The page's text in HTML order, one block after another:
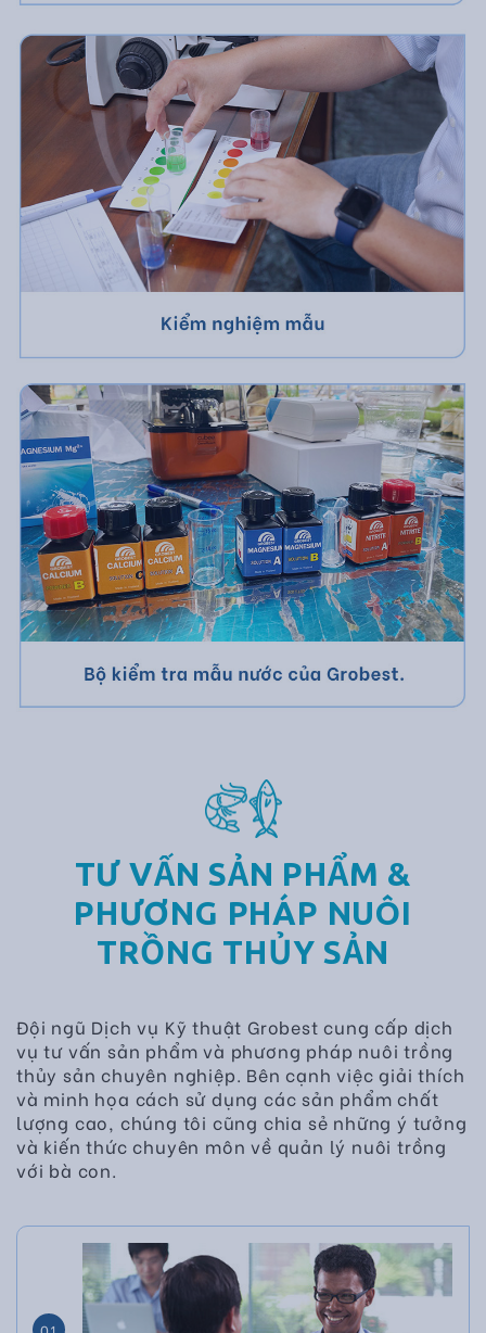
TƯ VẤN SẢN PHẨM &
PHƯƠNG PHÁP NUÔI
TRỒNG THỦY SẢN
Đội ngũ Dịch vụ Kỹ thuật Grobest cung cấp dịch
vụ tư vấn sản phẩm và phương pháp nuôi trồng
thủy sản chuyên nghiệp. Bên cạnh việc giải thích
và minh họa cách sử dụng các sản phẩm chất
lượng cao, chúng tôi cũng chia sẻ những ý tưởng
và kiến thức chuyên môn về quản lý nuôi trồng
với bà con.